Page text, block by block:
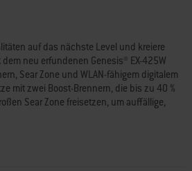
auf das nächste Level und kreiere
neu erfundenen Genesis® EX-425W
Sear Zone und WLAN-fähigem digitalem
mit zwei Boost-Brennern, die bis zu 40 %
Sear Zone freisetzen, um auffällige,
dem WLAN-fähigen digitalen